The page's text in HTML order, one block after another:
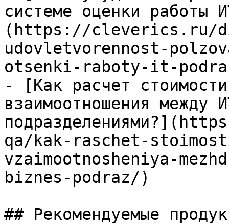
системе оценки работы
(https://cleverics.ru/
udovletvorennost-
otsenki-raboty-it-
- [Как расчет
взаимоотношения между
qa/kak-raschet-
vzaimootnosheniya-
biznes-podraz/)
## Рекомендуемые